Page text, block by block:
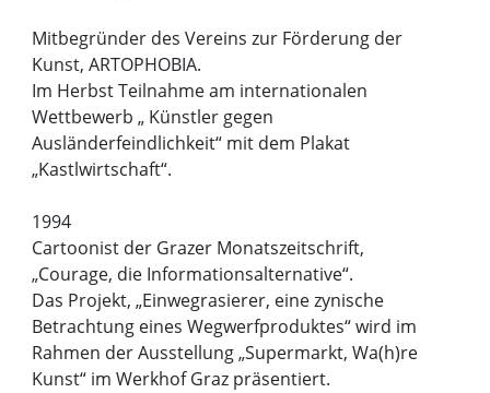
Mitbegründer des Vereins zur Förderung der
Kunst, ARTOPHOBIA.
Im Herbst Teilnahme am internationalen
Wettbewerb „ Künstler gegen
Ausländerfeindlichkeit“ mit dem Plakat
„Kastlwirtschaft“.
1994
Cartoonist der Grazer Monatszeitschrift,
„Courage, die Informationsalternative“.
Das Projekt, „Einwegrasierer, eine zynische
Betrachtung eines Wegwerfproduktes“ wird im
Rahmen der Ausstellung „Supermarkt, Wa(h)re
Kunst“ im Werkhof Graz präsentiert.